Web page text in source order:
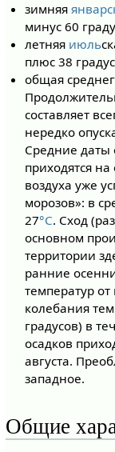
зимняя
минус 60
летняя июль
плюс 38
общая
составляет
нередко
Средние даты
приходятся
воздуха уже
морозов»: в
27°C. Сход
основном
территории
ранние
температур
колебания
градусов) в
осадков
августа.
западное.
Общие